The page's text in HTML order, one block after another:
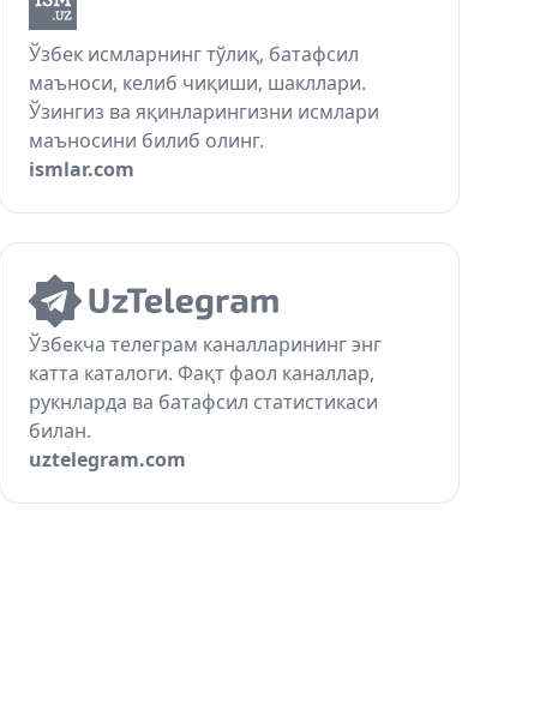
Ўзбек исмларнинг тўлиқ, батафсил
маъноси, келиб чиқиши, шакллари.
Ўзингиз ва яқинларингизни исмлари
маъносини билиб олинг.
ismlar.com
Ўзбекча телеграм каналларининг энг
катта каталоги. Фақт фаол каналлар,
рукнларда ва батафсил статистикаси
билан.
uztelegram.com